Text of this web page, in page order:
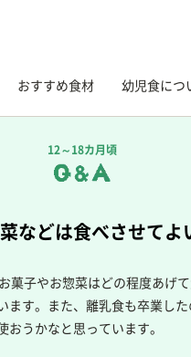
おすすめ食材 幼児食につ
12～18カ月頃
などは食べさせてよ
菓子やお惣菜はどの程度あげ
ます。また、離乳食も卒業し
おうかなと思っています。